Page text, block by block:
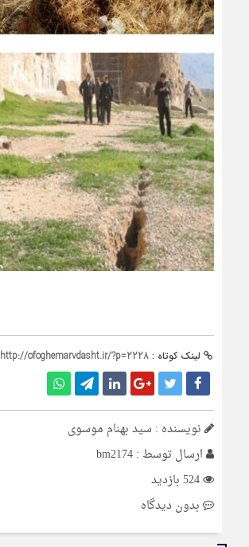
لینک کوتاه : http://ofoghemarvdasht.ir/?p=2228
نویسنده : سید بهنام موسوی
ارسال توسط :bm2174
بدون دیدگاه